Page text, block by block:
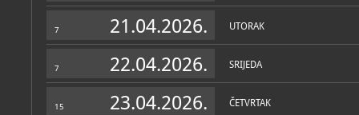
7 21.04.2026. UTORAK
7 22.04.2026. SRIJEDA
15 23.04.2026. ČETVRTAK